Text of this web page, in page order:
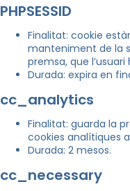
PHPSESSID
Finalitat: cookie
manteniment de la
premsa, que
Durada: expira en
cc_analytics
Finalitat: guarda la
cookies analítiques
Durada: 2 mesos.
cc_necessary